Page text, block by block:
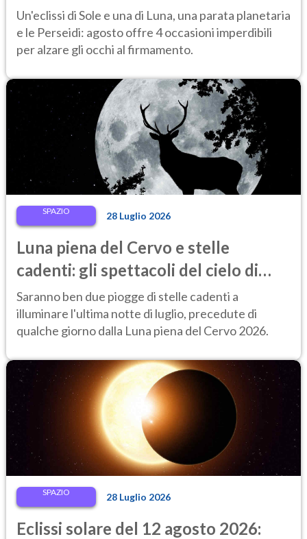
astronomici da vedere
Un'eclissi di Sole e una di Luna, una parata planetaria
e le Perseidi: agosto offre 4 occasioni imperdibili
per alzare gli occhi al firmamento.
SPAZIO 28 Luglio 2026
Luna piena del Cervo e stelle
cadenti: gli spettacoli del cielo di
fine luglio 2026 da non perdere
Saranno ben due piogge di stelle cadenti a
illuminare l'ultima notte di luglio, precedute di
qualche giorno dalla Luna piena del Cervo 2026.
SPAZIO 28 Luglio 2026
Eclissi solare del 12 agosto 2026: